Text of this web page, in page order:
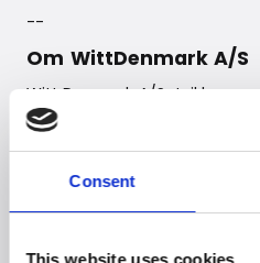
Consent
This website uses cookies
--
Om WittDenmark A/S
Witt Denmark A/Sutvikler og
globalt. Vi opererergjennom
Irland, Benelux,
outdoor-kolleksjoner til
Vårforpliktelse til innovasjon